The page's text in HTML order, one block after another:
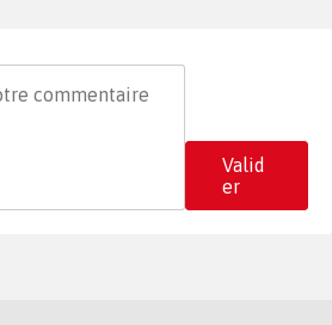
Valid
er